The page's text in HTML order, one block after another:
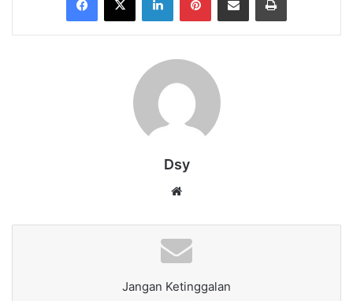
Dsy
Jangan Ketinggalan